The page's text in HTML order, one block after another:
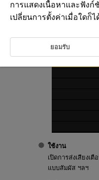
เลือก [ :เสียงเตือน
ใช้งาน
เปิดการส่งเสียงเ
แบบสัมผัส ฯลฯ
การแสดงเนื้อหาและฟัง
เปลี่ยนการตั้งค่าเมื่อใดก็ไ
ยอมรับ